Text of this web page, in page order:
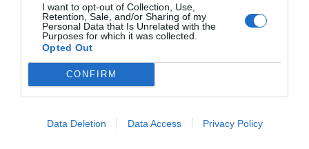
I want to opt-out of Collection, Use,
Retention, Sale, and/or Sharing of my
Personal Data that Is Unrelated with the
Purposes for which it was collected.
Opted Out
CONFIRM
Data Deletion Data Access Privacy Policy